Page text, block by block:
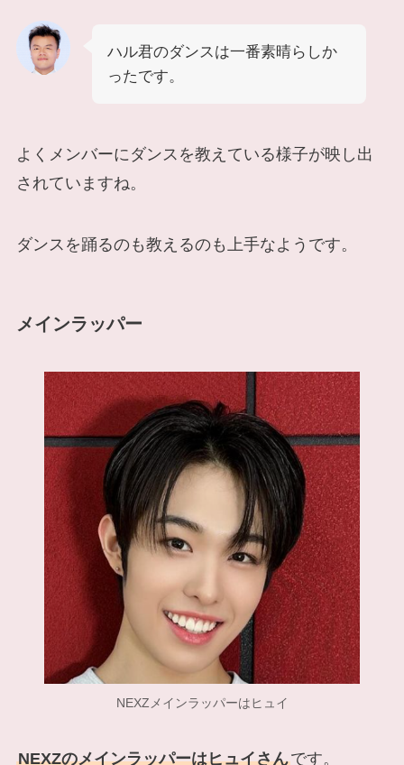
ハル君のダンスは一番素晴らしか
ったです。
よくメンバーにダンスを教えている様子が映し出
されていますね。
ダンスを踊るのも教えるのも上手なようです。
メインラッパー
NEXZメインラッパーはヒュイ
NEXZのメインラッパーはヒュイさんです。